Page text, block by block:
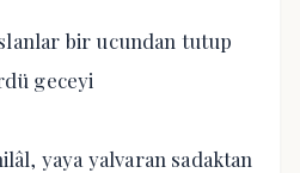
bir ucundan tutup
geceyi
yaya yalvaran sadaktan